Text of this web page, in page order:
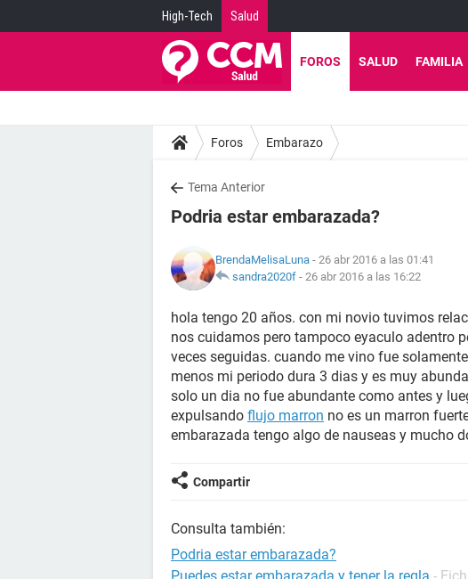
High-Tech Salud
FOROS SALUD FAMILIA
Foros Embarazo
Tema Anterior
Podria estar embarazada?
BrendaMelisaLuna - 26 abr 2016 a las 01:41
sandra2020f - 26 abr 2016 a las 16:22
hola tengo 20 años. con mi novio tuvimos
nos cuidamos pero tampoco eyaculo adentro
veces seguidas. cuando me vino fue
menos mi periodo dura 3 dias y es muy
solo un dia no fue abundante como antes y
expulsando flujo marron no es un marron
embarazada tengo algo de nauseas y mucho
Compartir
Consulta también:
Podria estar embarazada?